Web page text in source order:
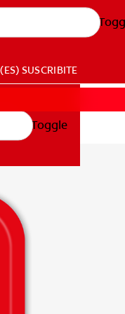
SUSCRIBITE
Toggle